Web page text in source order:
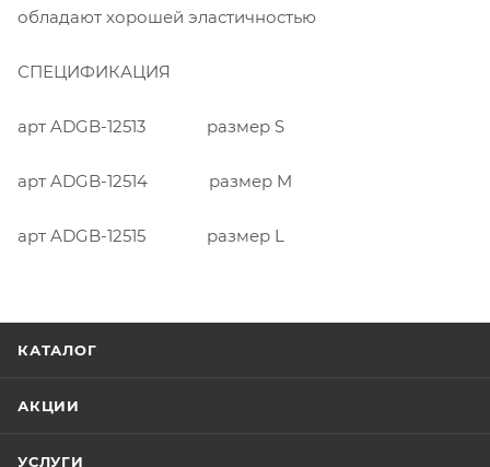
обладают хорошей эластичностью
СПЕЦИФИКАЦИЯ
арт ADGB-12513 размер S
арт ADGB-12514 размер M
арт ADGB-12515 размер L
КАТАЛОГ
АКЦИИ
УСЛУГИ